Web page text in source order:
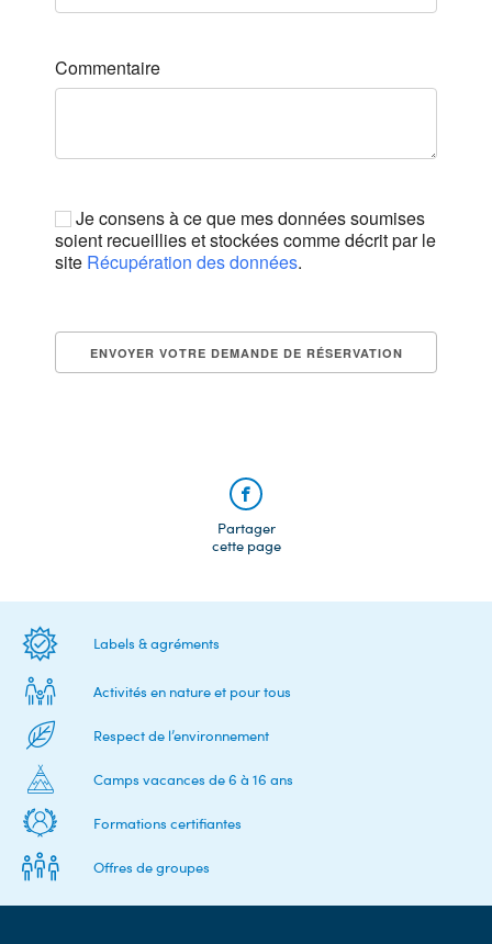
Commentaire
Je consens à ce que mes données soumises
soient recueillies et stockées comme décrit par le
site Récupération des données.
Partager
cette page
Labels & agréments
Activités en nature et pour tous
Respect de l’environnement
Camps vacances de 6 à 16 ans
Formations certifiantes
Offres de groupes